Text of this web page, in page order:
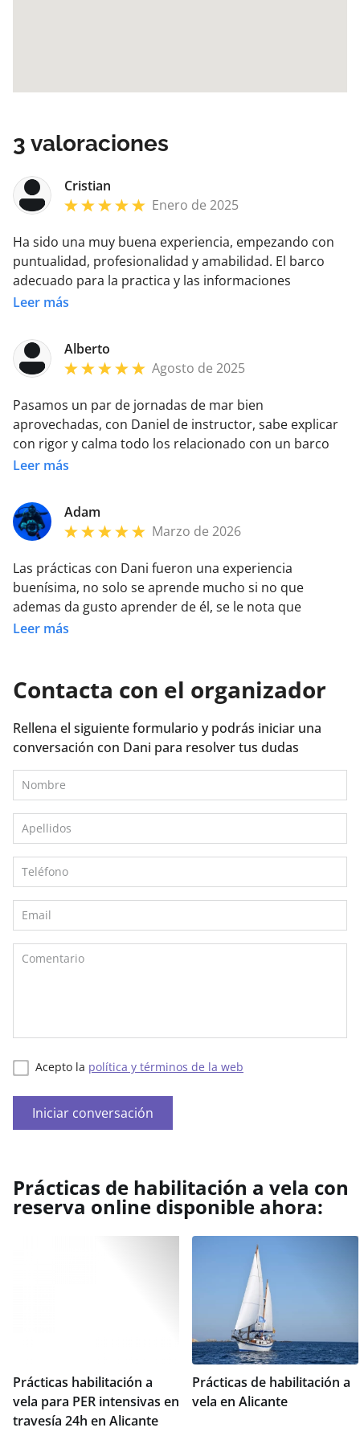
3 valoraciones
Cristian
Enero de 2025
Ha sido una muy buena experiencia, empezando con
puntualidad, profesionalidad y amabilidad. El barco
adecuado para la practica y las informaciones
transmitidas objectivas. Recomendable 100%
Leer más
Alberto
Agosto de 2025
Pasamos un par de jornadas de mar bien
aprovechadas, con Daniel de instructor, sabe explicar
con rigor y calma todo los relacionado con un barco
de vela y que tenemos que revisar desde que subimos
atracamos. Sin duda recomendable curso y
experiencia.
Leer más
Adam
Marzo de 2026
Las prácticas con Dani fueron una experiencia
buenísima, no solo se aprende mucho si no que
ademas da gusto aprender de él, se le nota que
disfruta transmitiendo conocimientos a los demás y
con aun mas ganas de navegar!
Leer más
Contacta con el organizador
Rellena el siguiente formulario y podrás iniciar una
conversación con Dani para resolver tus dudas
Acepto la política y términos de la web
Iniciar conversación
Prácticas de habilitación a vela con
reserva online disponible ahora:
Prácticas habilitación a
vela para PER intensivas en
travesía 24h en Alicante
Prácticas de habilitación a
vela en Alicante